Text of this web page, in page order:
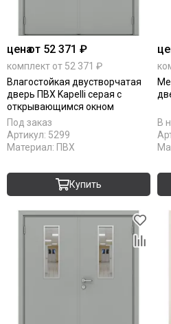
ценаот 52 371 ₽
комплект от 52 371 ₽
Влагостойкая двустворчатая
дверь ПВХ Kapelli серая с
открывающимся окном
Под заказ
Артикул: 5299
Материал: ПВХ
Купить
В